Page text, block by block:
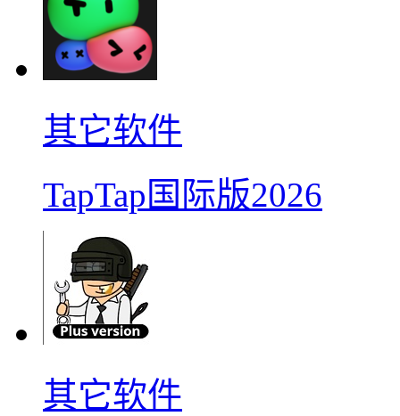
其它软件
TapTap国际版2026
其它软件